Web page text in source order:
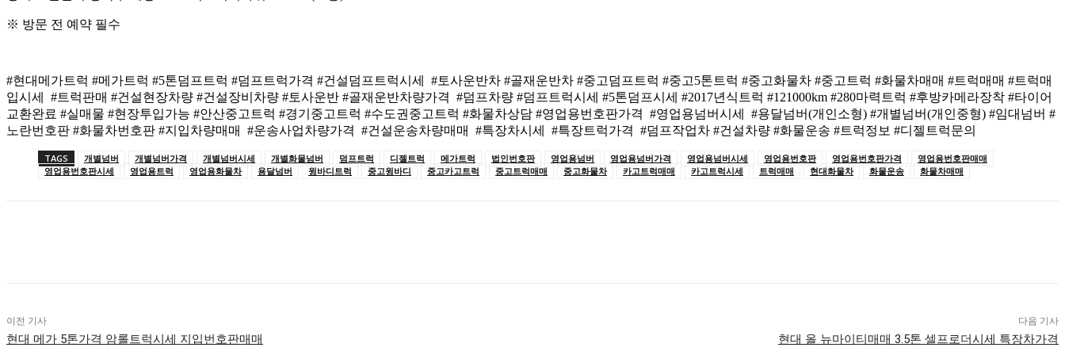
※ 방문 전 예약 필수
#현대메가트럭 #메가트럭 #5톤덤프트럭 #덤프트럭가격 #건설덤프트럭시세 #토사운반차 #골재운반차 #중고덤프트럭 #중고5톤트럭 #중고화물차 #중고트럭 #화물차매매 #트럭매매 #트럭매
입시세 #트럭판매 #건설현장차량 #건설장비차량 #토사운반 #골재운반차량가격 #덤프차량 #덤프트럭시세 #5톤덤프시세 #2017년식트럭 #121000km #280마력트럭 #후방카메라장착 #타이어
교환완료 #실매물 #현장투입가능 #안산중고트럭 #경기중고트럭 #수도권중고트럭 #화물차상담 #영업용번호판가격 #영업용넘버시세 #용달넘버(개인소형) #개별넘버(개인중형) #임대넘버 #
노란번호판 #화물차번호판 #지입차량매매 #운송사업차량가격 #건설운송차량매매 #특장차시세 #특장트럭가격 #덤프작업차 #건설차량 #화물운송 #트럭정보 #디젤트럭문의
TAGS 개별넘버 개별넘버가격 개별넘버시세 개별화물넘버 덤프트럭 디젤트럭 메가트럭 법인번호판 영업용넘버 영업용넘버가격 영업용넘버시세 영업용번호판 영업용번호판가격
영업용번호판매매
영업용번호판시세
영업용트럭 영업용화물차 용달넘버 윙바디트럭 중고윙바디 중고카고트럭 중고트럭매매 중고화물차 카고트럭매매 카고트럭시세 트럭매매 현대화물차 화물운송 화물차매매
이전 기사
현대 메가 5톤가격 암롤트럭시세 지입번호판매매
다음 기사
현대 올 뉴마이티매매 3.5톤 셀프로더시세 특장차가격